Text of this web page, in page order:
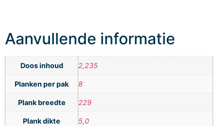
Aanvullende informatie
Doos inhoud 2,235
Planken per pak 8
Plank breedte 229
Plank dikte 5,0